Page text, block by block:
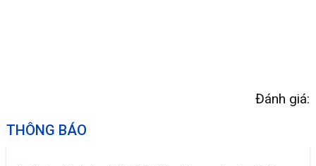
Đánh giá:
THÔNG BÁO